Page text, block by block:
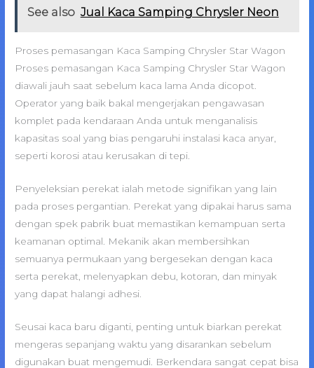
See also Jual Kaca Samping Chrysler Neon
Proses pemasangan Kaca Samping Chrysler Star Wagon
Proses pemasangan Kaca Samping Chrysler Star Wagon
diawali jauh saat sebelum kaca lama Anda dicopot.
Operator yang baik bakal mengerjakan pengawasan
komplet pada kendaraan Anda untuk menganalisis
kapasitas soal yang bias pengaruhi instalasi kaca anyar,
seperti korosi atau kerusakan di tepi.
Penyeleksian perekat ialah metode signifikan yang lain
pada proses pergantian. Perekat yang dipakai harus sama
dengan spek pabrik buat memastikan kemampuan serta
keamanan optimal. Mekanik akan membersihkan
semuanya permukaan yang bergesekan dengan kaca
serta perekat, melenyapkan debu, kotoran, dan minyak
yang dapat halangi adhesi.
Seusai kaca baru diganti, penting untuk biarkan perekat
mengeras sepanjang waktu yang disarankan sebelum
digunakan buat mengemudi. Berkendara sangat cepat bisa